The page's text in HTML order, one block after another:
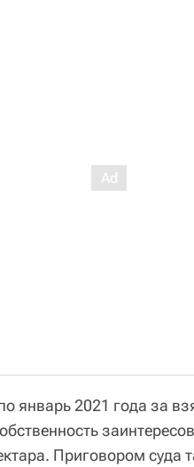
январь 2021 года за
Приговором суда